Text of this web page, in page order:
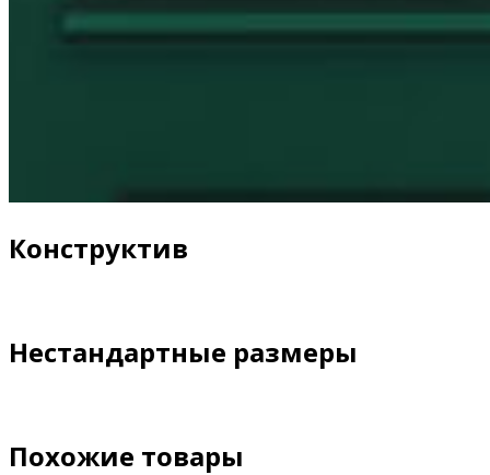
Конструктив
Нестандартные размеры
Похожие товары